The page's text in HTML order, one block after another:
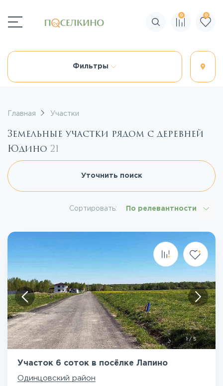
Поиск по сайту
0 0
Фильтры
Главная Участки
Земельные участки рядом с деревней
Юдино 21
Уточнить поиск
Сортировать: По релевантности
1/ 5
Участок 6 соток в посёлке Лапино
Одинцовский район